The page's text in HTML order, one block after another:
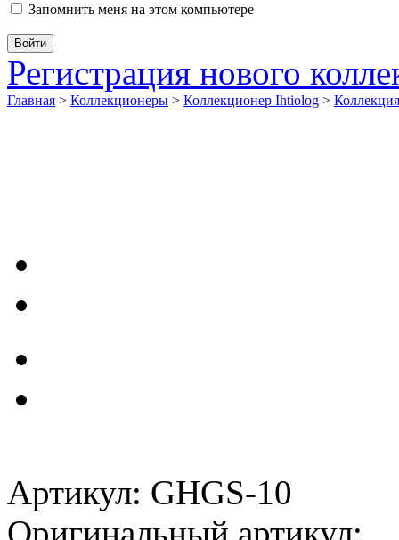
Запомнить меня на этом компьютере
Регистрация нового
Главная > Коллекционеры > Коллекционер Ihtiolog >
Артикул: GHGS-10
Оригинальный артикул: